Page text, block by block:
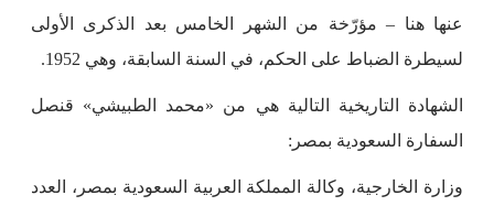
عنها هنا – مؤرّخة من الشهر الخامس بعد الذكرى الأولى
لسيطرة الضباط على الحكم، في السنة السابقة، وهي 1952.
الشهادة التاريخية التالية هي من «محمد الطبيشي» قنصل
السفارة السعودية بمصر:
وزارة الخارجية، وكالة المملكة العربية السعودية بمصر، العدد